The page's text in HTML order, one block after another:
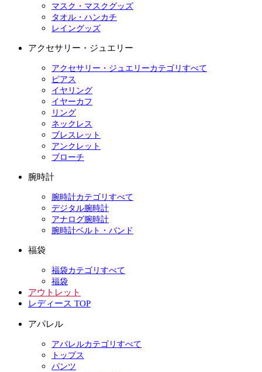
マスク・マスクグッズ
タオル・ハンカチ
レイングッズ
アクセサリー・ジュエリー
アクセサリー・ジュエリーカテゴリすべて
ピアス
イヤリング
イヤーカフ
リング
ネックレス
ブレスレット
アンクレット
ブローチ
腕時計
腕時計カテゴリすべて
デジタル腕時計
アナログ腕時計
腕時計ベルト・バンド
福袋
福袋カテゴリすべて
福袋
アウトレット
レディース TOP
アパレル
アパレルカテゴリすべて
トップス
パンツ